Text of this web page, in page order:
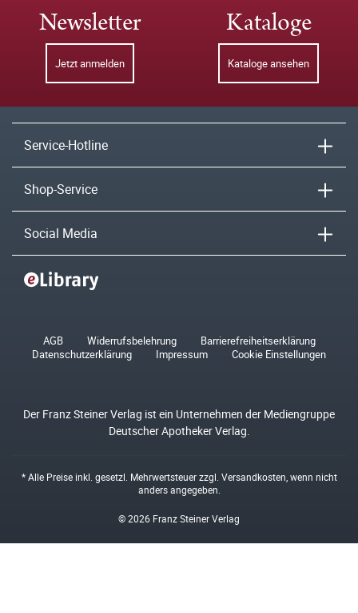
Newsletter
Jetzt anmelden
Kataloge
Kataloge ansehen
Service-Hotline
Shop-Service
Social Media
AGB Widerrufsbelehrung
Barrierefreiheitserklärung
Datenschutzerklärung
Impressum Cookie Einstellungen
Der Franz Steiner Verlag ist ein Unternehmen der Mediengruppe
Deutscher Apotheker Verlag.
* Alle Preise inkl. gesetzl. Mehrwertsteuer zzgl. Versandkosten , wenn nicht
anders angegeben.
© 2026 Franz Steiner Verlag